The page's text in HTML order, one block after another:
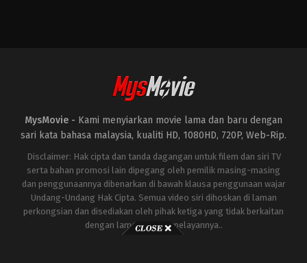
MysMovie - Kami menyiarkan movie lama dan baru dengan
sari kata bahasa malaysia, kualiti HD, 1080HD, 720P, Web-Rip.
Disclaimer: Hak cipta dan tanda dagangan untuk filem dan siri TV
serta bahan promosi lain dipegang oleh pemilik masing-masing
dan penggunaannya dibenarkan di bawah klausa penggunaan wajar
Undang-Undang Hak Cipta. Semua video siri dihoskan di laman
perkongsian dan disediakan oleh pihak ketiga yang tidak berkaitan
dengan laman ini atau pelayannya..